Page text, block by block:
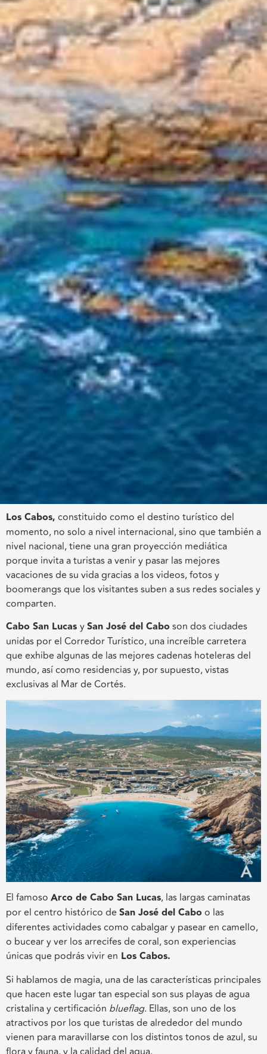
Los Cabos, constituido como el destino turístico del
momento, no solo a nivel internacional, sino que también a
nivel nacional, tiene una gran proyección mediática
porque invita a turistas a venir y pasar las mejores
vacaciones de su vida gracias a los videos, fotos y
boomerangs que los visitantes suben a sus redes sociales y
comparten.
Cabo San Lucas ySan José del Cabo son dos ciudades
unidas por el Corredor Turístico, una increíble carretera
que exhibe algunas de las mejores cadenas hoteleras del
mundo, así como residencias y, por supuesto, vistas
exclusivas al Mar de Cortés.
El famoso Arco de Cabo San Lucas, las largas caminatas
por el centro histórico de San José del Cabo o las
diferentes actividades como cabalgar y pasear en camello,
o bucear y ver los arrecifes de coral, son experiencias
únicas que podrás vivir en Los Cabos.
Si hablamos de magia, una de las características principales
que hacen este lugar tan especial son sus playas de agua
cristalina y certificación blueflag. Ellas, son uno de los
atractivos por los que turistas de alrededor del mundo
vienen para maravillarse con los distintos tonos de azul, su